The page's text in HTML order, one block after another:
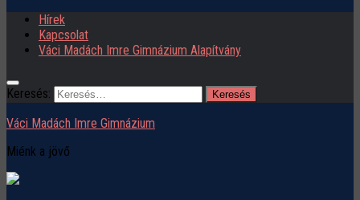
Hírek
Kapcsolat
Váci Madách Imre Gimnázium Alapítvány
Keresés:
Váci Madách Imre Gimnázium
Miénk a jövő